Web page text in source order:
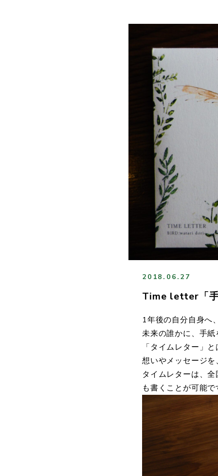
2018.06.27
Time letter「手
1年後の自分自身へ
未来の誰かに、手
「タイムレター」
想いやメッセージ
タイムレターは、
も書くことが可能で